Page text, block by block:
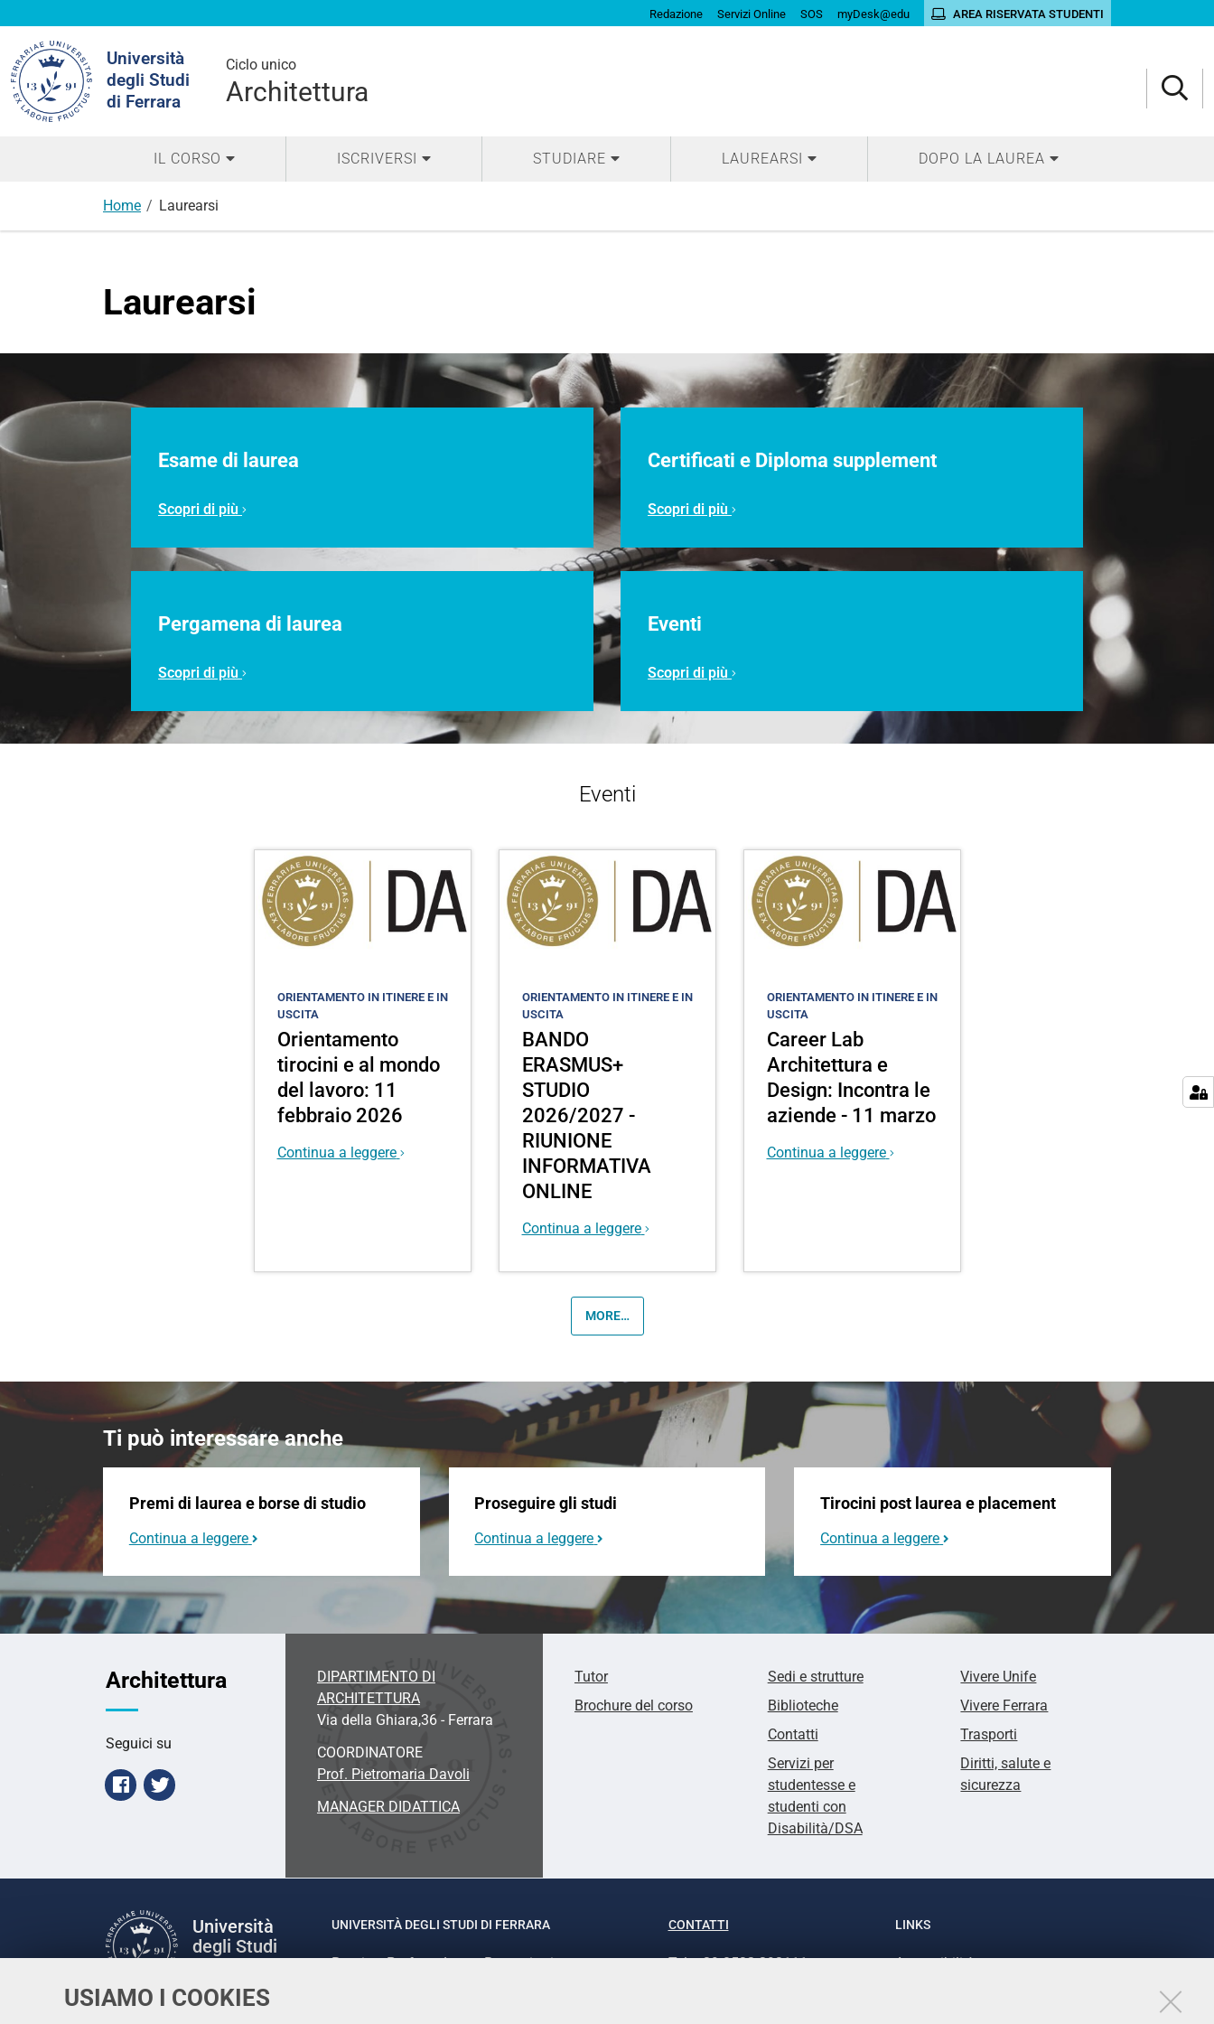
USIAMO I COOKIES
Redazione Servizi Online SOS myDesk@edu AREA RISERVATA STUDENTI
Università
degli Studi
di Ferrara
Ciclo unico
Architettura
nel
sito
IL CORSO ISCRIVERSI STUDIARE LAUREARSI DOPO LA LAUREA
Home Laurearsi
Laurearsi
Esame di laurea
Scopri di più
Certificati e Diploma supplement
Scopri di più
Pergamena di laurea
Scopri di più
Eventi
Scopri di più
Eventi
ORIENTAMENTO IN ITINERE E IN
USCITA
Orientamento
tirocini e al mondo
del lavoro: 11
febbraio 2026
Continua a leggere
ORIENTAMENTO IN ITINERE E IN
USCITA
BANDO
ERASMUS+
STUDIO
2026/2027 -
RIUNIONE
INFORMATIVA
ONLINE
Continua a leggere
ORIENTAMENTO IN ITINERE E IN
USCITA
Career Lab
Architettura e
Design: Incontra le
aziende - 11 marzo
Continua a leggere
MORE…
Ti può interessare anche
Premi di laurea e borse di studio
Continua a leggere
Proseguire gli studi
Continua a leggere
Tirocini post laurea e placement
Continua a leggere
Architettura
Seguici su
Facebook
Twitter
DIPARTIMENTO DI
ARCHITETTURA
Via della Ghiara,36 - Ferrara
COORDINATORE
Prof. Pietromaria Davoli
MANAGER DIDATTICA
Tutor
Brochure del corso
Sedi e strutture
Biblioteche
Contatti
Servizi per
studentesse e
studenti con
Disabilità/DSA
Vivere Unife
Vivere Ferrara
Trasporti
Diritti, salute e
sicurezza
Università
degli Studi
UNIVERSITÀ DEGLI STUDI DI FERRARA
Rettrice: Prof.ssa Laura Ramaciotti
CONTATTI
Tel. +39 0532 293111
LINKS
Accessibilità